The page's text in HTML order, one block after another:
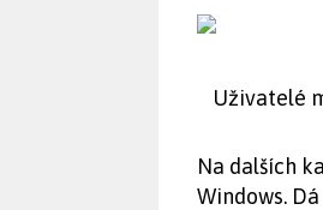
Uživatelé
Na dalších
Windows.